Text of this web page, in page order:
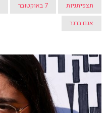
תצפיתניות 7 באוקטובר
אגם ברגר